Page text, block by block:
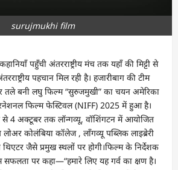
surujmukhi film
पहुँची अंतरराष्ट्रीय मंच तक यहाँ की मिट्टी से
पहचान मिल रही है। हजारीबाग की टीम
तले बनी लघु फिल्म “सुरुजमुखी” का चयन अमेरिका
फिल्म फेस्टिवल (NIFF) 2025 में हुआ है।
से 4 अक्टूबर तक लॉन्गव्यू, वॉशिंगटन में आयोजित
लोअर कोलंबिया कॉलेज , लॉंगव्यू पब्लिक लाइब्रेरी
थिएटर जैसे प्रमुख स्थलों पर होगी।फिल्म के निर्देशक
सफलता पर कहा—“हमारे लिए यह गर्व का क्षण है।